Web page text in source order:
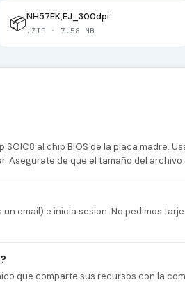
📦NH57EK,EJ_300dpi
.ZIP · 7.58 MB
al chip BIOS de la placa madre.
Asegurate de que el tamaño del
email) e inicia sesion. No pedimos
que comparte sus recursos con la